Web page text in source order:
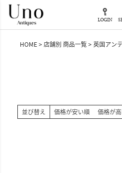
LOGIN
HOME 店舗別 商品一覧 英国アン
並び替え 価格が安い順 価格が